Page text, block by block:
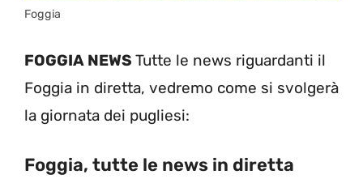
Foggia
FOGGIA NEWS Tutte le news riguardanti il
Foggia in diretta, vedremo come si svolgerà
la giornata dei pugliesi:
Foggia, tutte le news in diretta